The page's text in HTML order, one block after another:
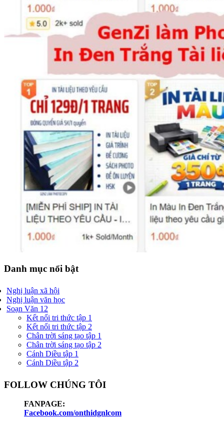
Danh mục nổi bật
Nghị luận xã hội
Nghị luận văn học
Soạn Văn 12
Kết nối tri thức tập 1
Kết nối tri thức tập 2
Chân trời sáng tạo tập 1
Chân trời sáng tạo tập 2
Cánh Diều tập 1
Cánh Diều tập 2
FOLLOW CHÚNG TÔI
FANPAGE:
Facebook.com/onthidgnlcom